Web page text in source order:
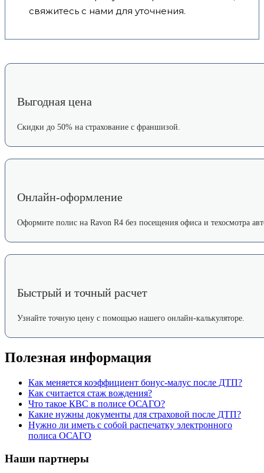
свяжитесь с нами для уточнения.
Выгодная цена
Скидки до 50% на страхование с франшизой.
Онлайн-оформление
Оформите полис на Ravon R4 без посещения офиса и техосмотра
Быстрый и точный расчет
Узнайте точную цену с помощью нашего онлайн-калькуляторе.
Полезная информация
Как меняется коэффициент бонус-малус после ДТП?
Как считается стаж вождения?
Что такое КВС в полисе ОСАГО?
Какие нужны документы для страховой после ДТП?
Нужно ли иметь с собой распечатку электронного
полиса ОСАГО
Наши партнеры